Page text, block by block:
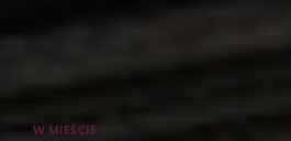
W MIEŚCIE